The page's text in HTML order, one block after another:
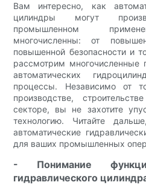
Вам интересно, как
цилиндры могут
промышленном
многочисленны: от
повышенной безопасности и
рассмотрим многочисленные
автоматических
процессы. Независимо от
производстве,
секторе, вы не захотите
технологию. Читайте
автоматические
для ваших промышленных
- Понимание
гидравлического